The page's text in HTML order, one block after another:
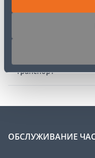
Транспорт
ОБСЛУЖИВАНИЕ